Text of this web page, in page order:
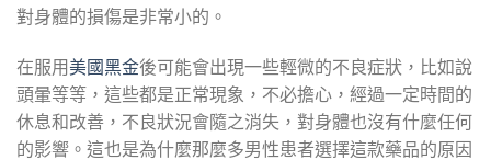
對身體的損傷是非常小的。
在服用美國黑金後可能會出現一些輕微的不良症狀，比如說
頭暈等等，這些都是正常現象，不必擔心，經過一定時間的
休息和改善，不良狀況會隨之消失，對身體也沒有什麼任何
的影響。這也是為什麼那麼多男性患者選擇這款藥品的原因